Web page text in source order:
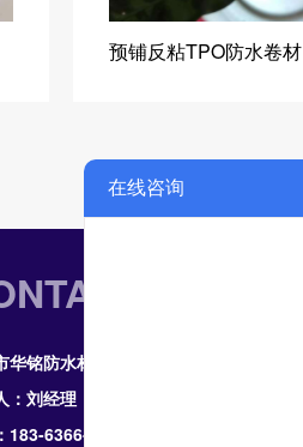
预铺反粘TPO防水卷材
华铭防水材料有限公司
：刘经理
183-6366-1023